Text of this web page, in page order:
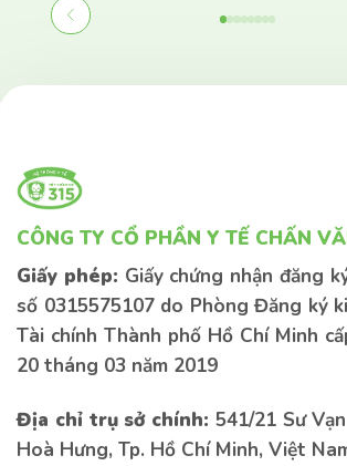
CÔNG TY CỔ PHẦN Y TẾ CHẤN
Giấy phép: Giấy chứng nhận đăng
số 0315575107 do Phòng Đăng ký
Tài chính Thành phố Hồ Chí Minh
20 tháng 03 năm 2019
Địa chỉ trụ sở chính: 541/21 Sư
Hoà Hưng, Tp. Hồ Chí Minh, Việt